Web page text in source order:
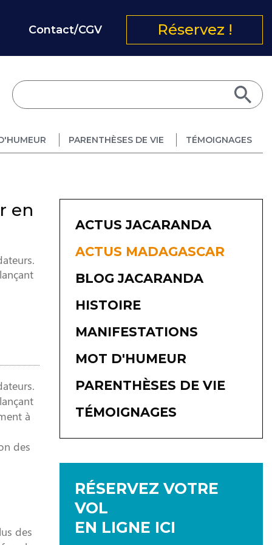
Contact/CGV Réservez !
PARENTHÈSES DE VIE TÉMOIGNAGES
en
à
des
des
ACTUS JACARANDA
ACTUS MADAGASCAR
BLOG JACARANDA
HISTOIRE
MANIFESTATIONS
MOT D'HUMEUR
PARENTHÈSES DE VIE
TÉMOIGNAGES
RÉSERVEZ VOTRE
VOL
EN LIGNE ICI